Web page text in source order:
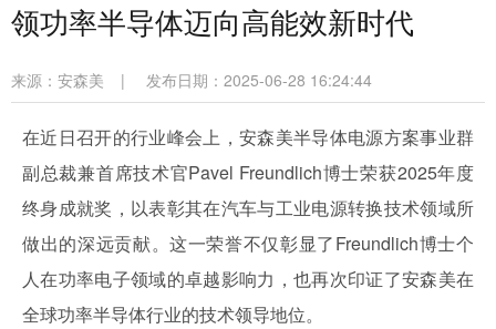
领功率半导体迈向高能效新时代
来源： 安森美 | 发布日期：2025-06-28 16:24:44
在近日召开的行业峰会上，安森美半导体电源方案事业群
副总裁兼首席技术官Pavel Freundlich博士荣获2025年度
终身成就奖，以表彰其在汽车与工业电源转换技术领域所
做出的深远贡献。这一荣誉不仅彰显了Freundlich博士个
人在功率电子领域的卓越影响力，也再次印证了安森美在
全球功率半导体行业的技术领导地位。